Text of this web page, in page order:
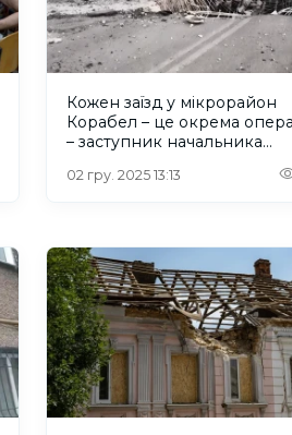
Кожен заїзд у мікрорайон
Корабел – це окрема
– заступник начальника
02 гру. 2025 13:13